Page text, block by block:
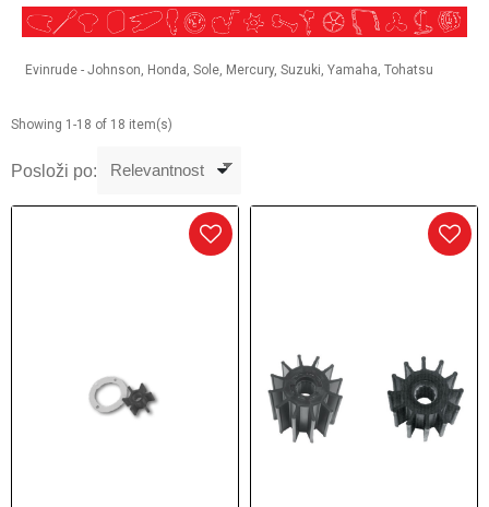
Evinrude - Johnson, Honda, Sole, Mercury, Suzuki, Yamaha, Tohatsu
Showing 1-18 of 18 item(s)
Posloži po: